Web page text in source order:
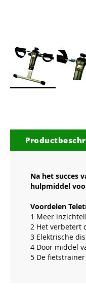
Na het succes
hulpmiddel
Voordelen
1 Meer
2 Het verbetert
3 Elektrische
4 Door middel
5 De